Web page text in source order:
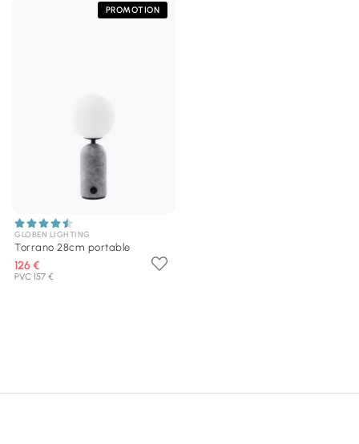
PROMOTION
GLOBEN LIGHTING
Torrano 28cm portable
126 €
PVC 157 €